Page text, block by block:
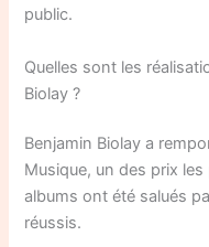
public.
Quelles sont les
Biolay ?
Benjamin Biolay a
Musique, un des prix
albums ont été salués
réussis.